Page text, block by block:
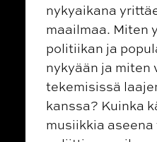
nykyaikana
maailmaa. Miten
politiikan ja
nykyään ja miten
tekemisissä
kanssa? Kuinka
musiikkia